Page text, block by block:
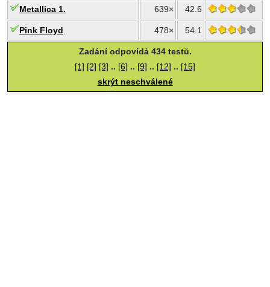
Metallica 1. 639× 42.6
Pink Floyd 478× 54.1
Zadání odpovídá 434 testů.
[1] [2] [3] .. [6] .. [9] .. [12] .. [15]
skrýt neschválené